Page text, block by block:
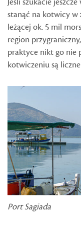
stanąć na kotwicy w
leżącej ok. 5 mil
region
praktyce nikt go nie
kotwiczeniu są
Port Sagiada